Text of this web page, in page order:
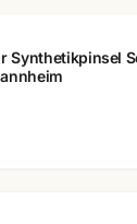
Synthetikpinsel